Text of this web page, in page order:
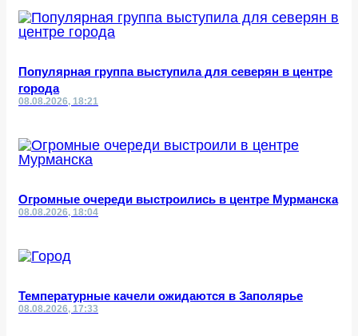
Популярная группа выступила для северян в центре
города
08.08.2026, 18:21
Огромные очереди выстроились в центре Мурманска
08.08.2026, 18:04
Температурные качели ожидаются в Заполярье
08.08.2026, 17:33